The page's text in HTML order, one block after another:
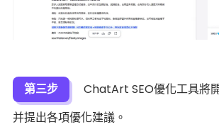
第三步
ChatArt SEO優化工具將
并提出各項優化建議。